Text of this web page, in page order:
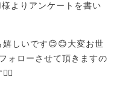
よりアンケートを書い
しいです😊😊大変お世
ォローさせて頂きますの